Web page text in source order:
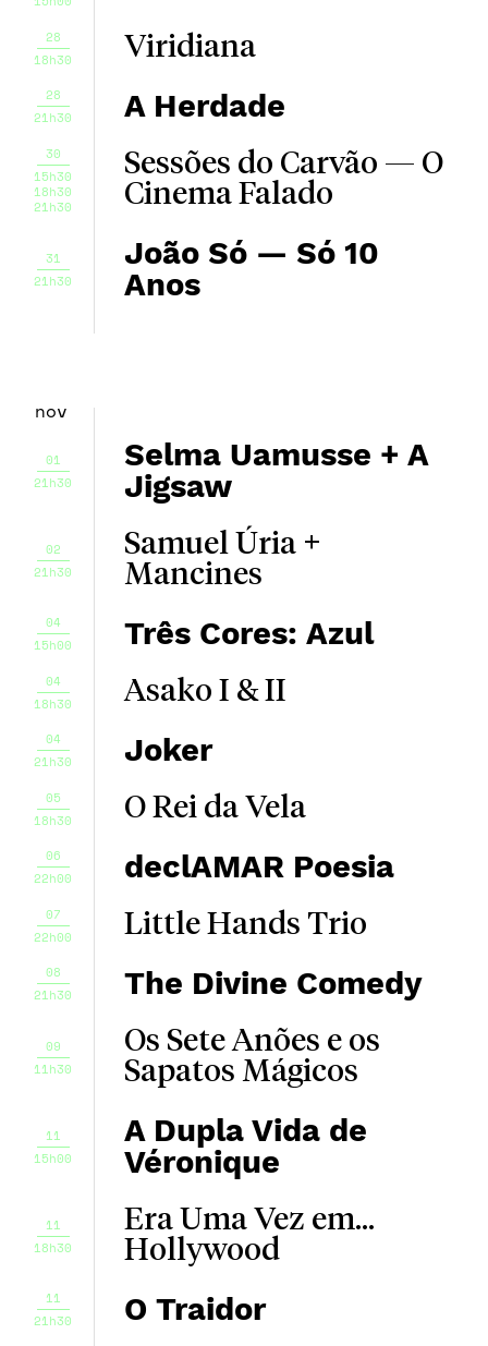
28
18h30
Viridiana
28
21h30
A Herdade
30
15h30
18h30
21h30
Sessões do Carvão — O
Cinema Falado
31
21h30
João Só — Só 10
Anos
nov
01
21h30
Selma Uamusse + A
Jigsaw
02
21h30
Samuel Úria +
Mancines
04
15h00
Três Cores: Azul
04
18h30
Asako I & II
04
21h30
Joker
05
18h30
O Rei da Vela
06
22h00
declAMAR Poesia
07
22h00
Little Hands Trio
08
21h30
The Divine Comedy
09
11h30
Os Sete Anões e os
Sapatos Mágicos
11
15h00
A Dupla Vida de
Véronique
11
18h30
Era Uma Vez em...
Hollywood
11
21h30
O Traidor